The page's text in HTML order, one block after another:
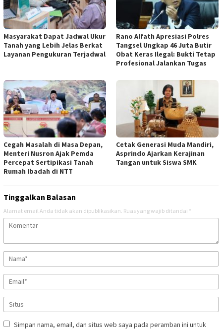
‎Masyarakat Dapat Jadwal Ukur
Tanah yang Lebih Jelas Berkat
Layanan Pengukuran Terjadwal
Rano Alfath Apresiasi Polres
Tangsel Ungkap 46 Juta Butir
Obat Keras Ilegal: Bukti Tetap
Profesional Jalankan Tugas
‎Cegah Masalah di Masa Depan,
Menteri Nusron Ajak Pemda
Percepat Sertipikasi Tanah
Rumah Ibadah di NTT ‎
Cetak Generasi Muda Mandiri,
Asprindo Ajarkan Kerajinan
Tangan untuk Siswa SMK
Tinggalkan Balasan
Alamat email Anda tidak akan dipublikasikan. Ruas yang wajib ditandai *
Simpan nama, email, dan situs web saya pada peramban ini untuk